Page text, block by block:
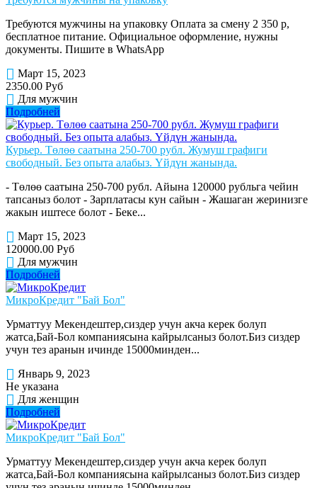
Требуются мужчины на упаковку Оплата за смену 2 350 р,
бесплатное питание. Официальное оформление, нужны
документы. Пишите в WhatsApp
Март 15, 2023
2350.00 Руб
Для мужчин
Подробней
Курьер. Төлөө саатына 250-700 рубл. Жумуш графиги
свободный. Без опыта алабыз. Үйдүн жанында.
- Төлөө саатына 250-700 рубл. Айына 120000 рубльга чейин
тапсаныз болот - Зарплатасы кун сайын - Жашаган жеринизге
жакын иштесе болот - Беке...
Март 15, 2023
120000.00 Руб
Для мужчин
Подробней
МикроКредит "Бай Бол"
Урматтуу Мекендештер,сиздер учун акча керек болуп
жатса,Бай-Бол компаниясына кайрылсаныз болот.Биз сиздер
учун тез аранын ичинде 15000минден...
Январь 9, 2023
Не указана
Для женщин
Подробней
МикроКредит "Бай Бол"
Урматтуу Мекендештер,сиздер учун акча керек болуп
жатса,Бай-Бол компаниясына кайрылсаныз болот.Биз сиздер